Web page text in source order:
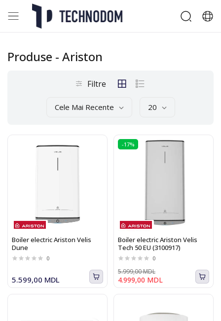
Produse - Ariston
Filtre
Cele Mai Recente 20
Boiler electric Ariston Velis
Dune
0
5.599,00 MDL
-17%
Boiler electric Ariston Velis
Tech 50 EU (3100917)
0
4.999,00 MDL
5.999,00 MDL